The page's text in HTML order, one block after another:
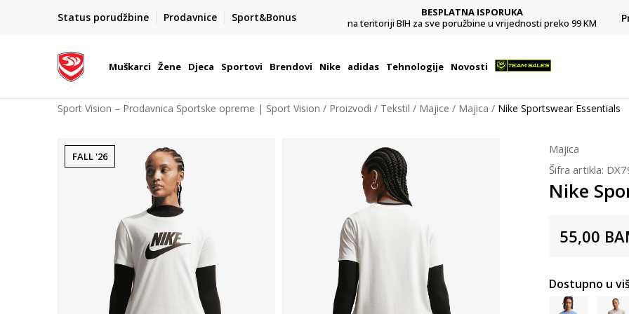
Status porudžbine Prodavnice Sport&Bonus
POZOVITE NAS NA : 055/490-400
Pon-Pet od 9h - 16h
BESPLATNA ISPORUKA
na teritoriji BIH za sve poružbine u vrijednosti preko 99 KM
Muškarci Žene Djeca Sportovi Brendovi Nike adidas Tehnologije Novosti
Sport Vision – Prodavnica Sportske opreme | Sport Vision Proizvodi Tekstil Majice Majica Nike Sportswear Essentials
FALL '26
Majica
Šifra artikla:
Nike
55,00
Dostupno u